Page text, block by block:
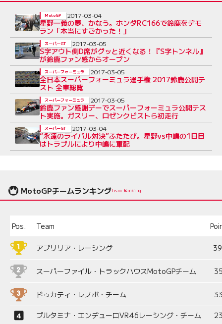
星野一義の夢、かなう。ホンダRC166で鈴鹿をデモ
ラン「本当にすごかった！」
MotoGP 2017-03-04
S字アウト側D席がグッと近くなる！『S字トンネル』
が鈴鹿ファン感からオープン
スーパーGT 2017-03-05
全日本スーパーフォーミュラ選手権 2017鈴鹿公開テ
スト 全車総覧
スーパーフォーミュラ 2017-03-05
鈴鹿ファン感謝デーでスーパーフォーミュラ公開テス
ト実施。ガスリー、ロゼンクビストら初走行
スーパーフォーミュラ 2017-03-05
“永遠のライバル対決”ふたたび。星野vs中嶋の1日目
はトラブルにより中嶋に軍配
スーパーGT 2017-03-04
MotoGPチームランキングTeam Ranking
Pos. Team
アプリリア・レーシング
スーパーファイル・トラックハウスMotoGPチーム
ドゥカティ・レノボ・チーム
プルタミナ・エンデューロVR46レーシング・チーム